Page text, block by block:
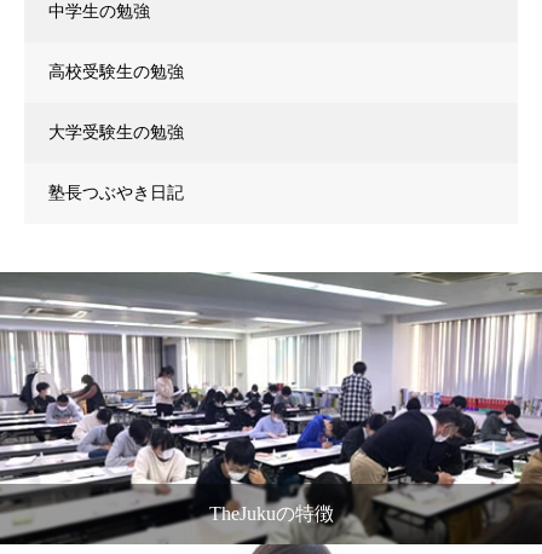
中学生の勉強
高校受験生の勉強
大学受験生の勉強
塾長つぶやき日記
TheJukuの特徴